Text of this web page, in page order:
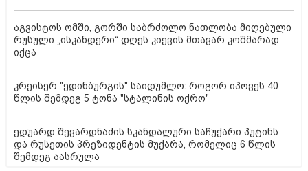
აგვისტოს ომში, გორში საბრძოლო ნათლობა მიღებული
რუსული „ისკანდერი“ დღეს კიევის მთავარ კოშმარად
იქცა
კრეისერ "ედინბურგის" საიდუმლო: როგორ იპოვეს 40
წლის შემდეგ 5 ტონა "სტალინის ოქრო"
ედუარდ შევარდნაძის სკანდალური საჩუქარი პუტინს
და რუსეთის პრეზიდენტის მუქარა, რომელიც 6 წლის
შემდეგ აასრულა